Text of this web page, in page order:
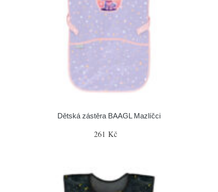
Dětská zástěra BAAGL Mazlíčci
261 Kč